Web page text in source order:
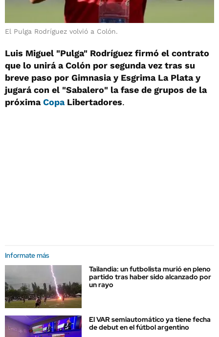
El Pulga Rodríguez volvió a Colón.
Luis Miguel "Pulga" Rodríguez firmó el contrato
que lo unirá a Colón por segunda vez tras su
breve paso por Gimnasia y Esgrima La Plata y
jugará con el "Sabalero" la fase de grupos de la
próximaCopaLibertadores.
Informate más
Tailandia: un futbolista murió en pleno
partido tras haber sido alcanzado por
un rayo
El VAR semiautomático ya tiene fecha
de debut en el fútbol argentino